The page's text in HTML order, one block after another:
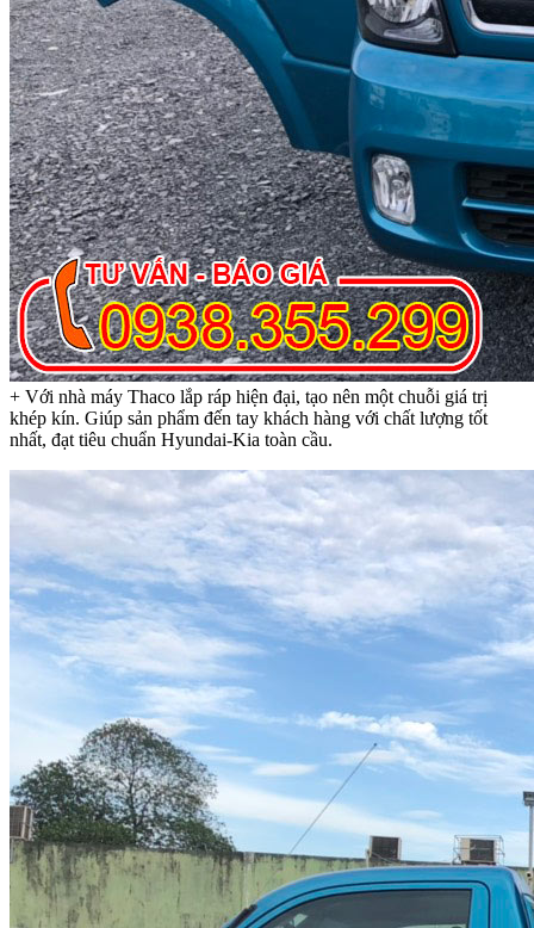
+ Với nhà máy Thaco lắp ráp hiện đại, tạo nên một chuỗi giá trị
khép kín. Giúp sản phẩm đến tay khách hàng với chất lượng tốt
nhất, đạt tiêu chuẩn Hyundai-Kia toàn cầu.